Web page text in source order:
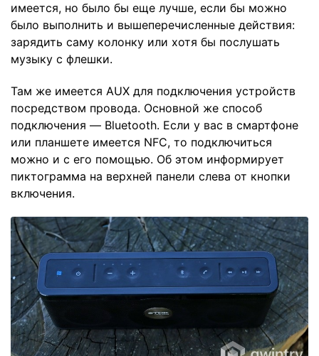
имеется, но было бы еще лучше, если бы можно
было выполнить и вышеперечисленные действия:
зарядить саму колонку или хотя бы послушать
музыку с флешки.
Там же имеется AUX для подключения устройств
посредством провода. Основной же способ
подключения — Bluetooth. Если у вас в смартфоне
или планшете имеется NFC, то подключиться
можно и с его помощью. Об этом информирует
пиктограмма на верхней панели слева от кнопки
включения.